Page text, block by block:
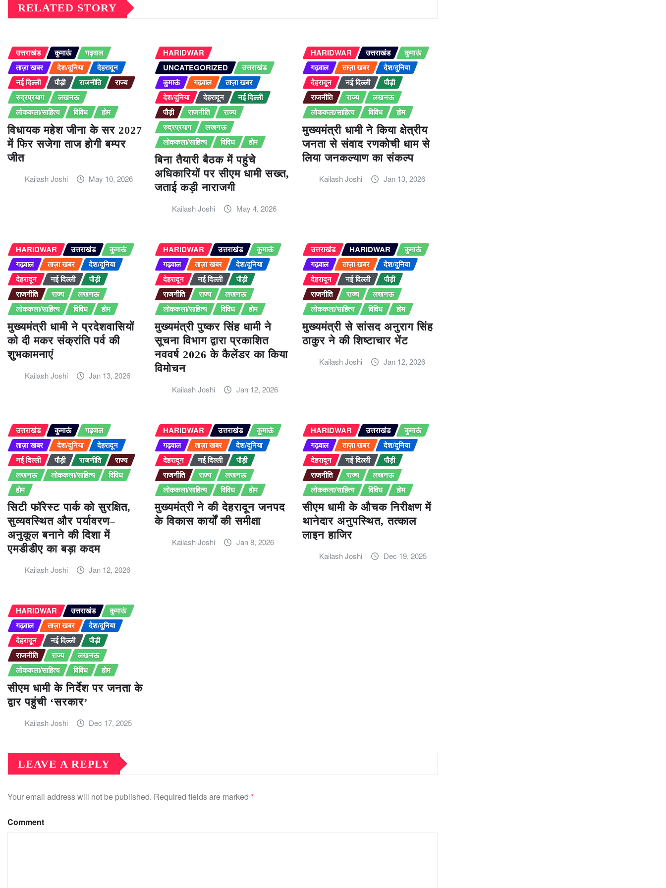
RELATED STORY
उत्तराखंड कुमाऊं
गढ़वाल
ताज़ा खबर
देश/दुनिया
देहरादून
नई दिल्ली
पौड़ी राजनीति
राज्य
रुद्रप्रयाग
लखनऊ
लोककला/साहित्य
विविध होम
विधायक महेश जीना के सर 2027
में फिर सजेगा ताज होगी बम्पर
जीत
Kailash Joshi May 10, 2026
HARIDWAR
UNCATEGORIZED
उत्तराखंड
कुमाऊं
गढ़वाल
ताज़ा खबर
देश/दुनिया
देहरादून
नई दिल्ली
पौड़ी
राजनीति
राज्य
रुद्रप्रयाग
लखनऊ
लोककला/साहित्य
विविध होम
बिना तैयारी बैठक में पहुंचे
अधिकारियों पर सीएम धामी सख्त,
जताई कड़ी नाराजगी
Kailash Joshi May 4, 2026
HARIDWAR उत्तराखंड
कुमाऊं
गढ़वाल
ताज़ा खबर
देश/दुनिया
देहरादून
नई दिल्ली
पौड़ी
राजनीति
राज्य
लखनऊ
लोककला/साहित्य
विविध होम
मुख्यमंत्री धामी ने किया क्षेत्रीय
जनता से संवाद रणकोची धाम से
लिया जनकल्याण का संकल्प
Kailash Joshi Jan 13, 2026
HARIDWAR उत्तराखंड
कुमाऊं
गढ़वाल
ताज़ा खबर
देश/दुनिया
देहरादून
नई दिल्ली
पौड़ी
राजनीति
राज्य
लखनऊ
लोककला/साहित्य
विविध होम
मुख्यमंत्री धामी ने प्रदेशवासियों
को दी मकर संक्रांति पर्व की
शुभकामनाएं
Kailash Joshi Jan 13, 2026
HARIDWAR उत्तराखंड
कुमाऊं
गढ़वाल
ताज़ा खबर
देश/दुनिया
देहरादून
नई दिल्ली
पौड़ी
राजनीति
राज्य
लखनऊ
लोककला/साहित्य
विविध होम
मुख्यमंत्री पुष्कर सिंह धामी ने
सूचना विभाग द्वारा प्रकाशित
नववर्ष 2026 के कैलेंडर का किया
विमोचन
Kailash Joshi Jan 12, 2026
उत्तराखंड HARIDWAR
कुमाऊं
गढ़वाल
ताज़ा खबर
देश/दुनिया
देहरादून
नई दिल्ली
पौड़ी
राजनीति
राज्य
लखनऊ
लोककला/साहित्य
विविध होम
मुख्यमंत्री से सांसद अनुराग सिंह
ठाकुर ने की शिष्टाचार भेंट
Kailash Joshi Jan 12, 2026
उत्तराखंड कुमाऊं
गढ़वाल
ताज़ा खबर
देश/दुनिया
देहरादून
नई दिल्ली
पौड़ी राजनीति
राज्य
लखनऊ
लोककला/साहित्य
विविध
होम
सिटी फॉरेस्ट पार्क को सुरक्षित,
सुव्यवस्थित और पर्यावरण–
अनुकूल बनाने की दिशा में
एमडीडीए का बड़ा कदम
Kailash Joshi Jan 12, 2026
HARIDWAR उत्तराखंड
कुमाऊं
गढ़वाल
ताज़ा खबर
देश/दुनिया
देहरादून
नई दिल्ली
पौड़ी
राजनीति
राज्य
लखनऊ
लोककला/साहित्य
विविध होम
मुख्यमंत्री ने की देहरादून जनपद
के विकास कार्यों की समीक्षा
Kailash Joshi Jan 8, 2026
HARIDWAR उत्तराखंड
कुमाऊं
गढ़वाल
ताज़ा खबर
देश/दुनिया
देहरादून
नई दिल्ली
पौड़ी
राजनीति
राज्य
लखनऊ
लोककला/साहित्य
विविध होम
सीएम धामी के औचक निरीक्षण में
थानेदार अनुपस्थित, तत्काल
लाइन हाजिर
Kailash Joshi Dec 19, 2025
HARIDWAR उत्तराखंड
कुमाऊं
गढ़वाल
ताज़ा खबर
देश/दुनिया
देहरादून
नई दिल्ली
पौड़ी
राजनीति
राज्य
लखनऊ
लोककला/साहित्य
विविध होम
सीएम धामी के निर्देश पर जनता के
द्वार पहुंची ‘सरकार’
Kailash Joshi Dec 17, 2025
LEAVE A REPLY
Your email address will not be published. Required fields are marked *
Comment